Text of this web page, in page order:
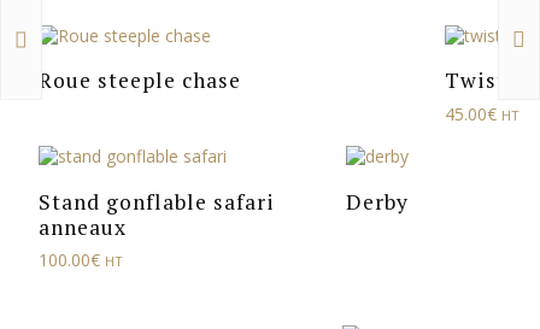
Twisto
45.00€ HT
Roue steeple chase
Derby
Stand gonflable safari
anneaux
100.00€ HT